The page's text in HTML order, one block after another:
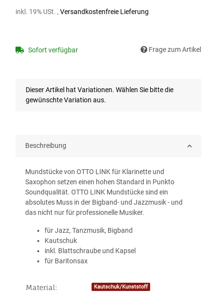
inkl. 19% USt. , Versandkostenfreie Lieferung
Sofort verfügbar Frage zum Artikel
x
Dieser Artikel hat Variationen. Wählen Sie bitte die
gewünschte Variation aus.
Beschreibung
Mundstücke von OTTO LINK für Klarinette und
Saxophon setzen einen hohen Standard in Punkto
Soundqualität. OTTO LINK Mundstücke sind ein
absolutes Muss in der Bigband- und Jazzmusik - und
das nicht nur für professionelle Musiker.
für Jazz, Tanzmusik, Bigband
Kautschuk
inkl. Blattschraube und Kapsel
für Baritonsax
Produkteigenschaft
Wert
Material: Kautschuk/Kunststoff